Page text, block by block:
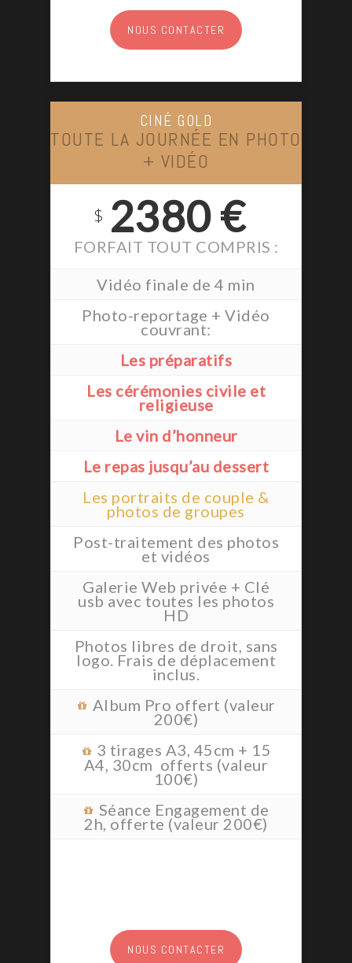
NOUS CONTACTER
CINÉ GOLD
TOUTE LA JOURNÉE EN PHOTO
+ VIDÉO
$2380 €
FORFAIT TOUT COMPRIS :
Vidéo finale de 4 min
Photo-reportage + Vidéo
couvrant:
Les préparatifs
Les cérémonies civile et
religieuse
Le vin d’honneur
Le repas jusqu’au dessert
Les portraits de couple &
photos de groupes
Post-traitement des photos
et vidéos
Galerie Web privée + Clé
usb avec toutes les photos
HD
Photos libres de droit, sans
logo. Frais de déplacement
inclus.
Album Pro offert (valeur
200€)
3 tirages A3, 45cm + 15
A4, 30cm offerts (valeur
100€)
Séance Engagement de
2h, offerte (valeur 200€)
NOUS CONTACTER